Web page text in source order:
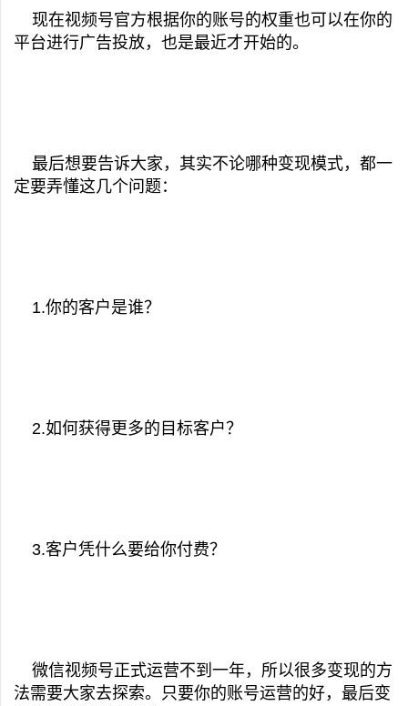
现在视频号官方根据你的账号的权重也可以在你的
平台进行广告投放，也是最近才开始的。
最后想要告诉大家，其实不论哪种变现模式，都一
定要弄懂这几个问题：
1.你的客户是谁？
2.如何获得更多的目标客户？
3.客户凭什么要给你付费？
微信视频号正式运营不到一年，所以很多变现的方
法需要大家去探索。只要你的账号运营的好，最后变